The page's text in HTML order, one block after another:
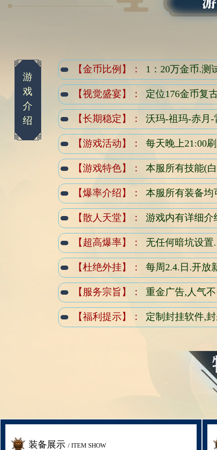
游
戏
介
绍
【金币比例】： 1：20万金币.测
【视觉盛宴】： 定位176金币复
【长期稳定】： 沃玛-祖玛-赤月
【游戏活动】： 每天晚上21:00
【游戏特色】： 本服所有技能(
【爆率介绍】： 本服所有装备均
【散人天堂】： 游戏内有详细介
【超高爆率】： 无任何暗坑设置.
【杜绝外挂】： 每周2.4.日.开放
【服务宗旨】： 重金广告,人气
【福利提示】： 定制封挂软件,
装备展示 / ITEM SHOW